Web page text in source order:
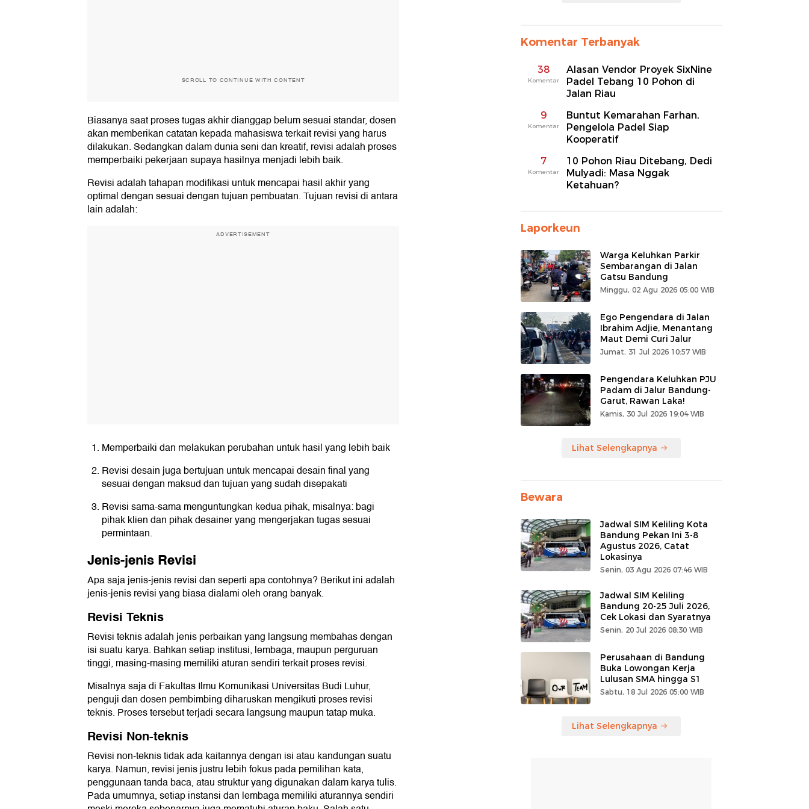
SCROLL TO CONTINUE WITH CONTENT
Biasanya saat proses tugas akhir dianggap belum sesuai standar, dosen
akan memberikan catatan kepada mahasiswa terkait revisi yang harus
dilakukan. Sedangkan dalam dunia seni dan kreatif, revisi adalah proses
memperbaiki pekerjaan supaya hasilnya menjadi lebih baik.
Revisi adalah tahapan modifikasi untuk mencapai hasil akhir yang
optimal dengan sesuai dengan tujuan pembuatan. Tujuan revisi di antara
lain adalah:
ADVERTISEMENT
Memperbaiki dan melakukan perubahan untuk hasil yang lebih baik
Revisi desain juga bertujuan untuk mencapai desain final yang
sesuai dengan maksud dan tujuan yang sudah disepakati
Revisi sama-sama menguntungkan kedua pihak, misalnya: bagi
pihak klien dan pihak desainer yang mengerjakan tugas sesuai
permintaan.
Jenis-jenis Revisi
Apa saja jenis-jenis revisi dan seperti apa contohnya? Berikut ini adalah
jenis-jenis revisi yang biasa dialami oleh orang banyak.
Revisi Teknis
Revisi teknis adalah jenis perbaikan yang langsung membahas dengan
isi suatu karya. Bahkan setiap institusi, lembaga, maupun perguruan
tinggi, masing-masing memiliki aturan sendiri terkait proses revisi.
Misalnya saja di Fakultas Ilmu Komunikasi Universitas Budi Luhur,
penguji dan dosen pembimbing diharuskan mengikuti proses revisi
teknis. Proses tersebut terjadi secara langsung maupun tatap muka.
Revisi Non-teknis
Revisi non-teknis tidak ada kaitannya dengan isi atau kandungan suatu
karya. Namun, revisi jenis justru lebih fokus pada pemilihan kata,
penggunaan tanda baca, atau struktur yang digunakan dalam karya tulis.
Pada umumnya, setiap instansi dan lembaga memiliki aturannya sendiri
Komentar Terbanyak
38
Komentar
Alasan Vendor Proyek SixNine
Padel Tebang 10 Pohon di
Jalan Riau
9
Komentar
Buntut Kemarahan Farhan,
Pengelola Padel Siap
Kooperatif
7
Komentar
10 Pohon Riau Ditebang, Dedi
Mulyadi: Masa Nggak
Ketahuan?
Laporkeun
Warga Keluhkan Parkir
Sembarangan di Jalan
Gatsu Bandung
Minggu, 02 Agu 2026 05:00 WIB
Ego Pengendara di Jalan
Ibrahim Adjie, Menantang
Maut Demi Curi Jalur
Jumat, 31 Jul 2026 10:57 WIB
Pengendara Keluhkan PJU
Padam di Jalur Bandung-
Garut, Rawan Laka!
Kamis, 30 Jul 2026 19:04 WIB
Lihat Selengkapnya
Bewara
Jadwal SIM Keliling Kota
Bandung Pekan Ini 3-8
Agustus 2026, Catat
Lokasinya
Senin, 03 Agu 2026 07:46 WIB
Jadwal SIM Keliling
Bandung 20-25 Juli 2026,
Cek Lokasi dan Syaratnya
Senin, 20 Jul 2026 08:30 WIB
Perusahaan di Bandung
Buka Lowongan Kerja
Lulusan SMA hingga S1
Sabtu, 18 Jul 2026 05:00 WIB
Lihat Selengkapnya